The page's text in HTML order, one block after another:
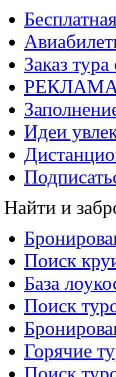
Заказ
Идеи
Найти и
Поиск
База
Поиск
Горячие